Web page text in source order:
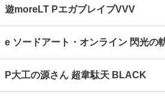
遊moreLT PエガブレイブVVV
e ソードアート・オンライン 閃光の
P大工の源さん 超韋駄天 BLACK